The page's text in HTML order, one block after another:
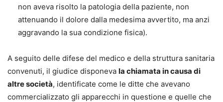
controversie in materia di responsabilità medica.
Questo volume consente di accedere in un’unica opera a
normativa, orientamenti giurisprudenziali e soluzioni
utilizzabile nello studio, nella consulenza e nel
contenzioso.
Acquista ora il volume e resta aggiornato sulle novità che
incidono concretamente sulla responsabilità sanitaria,
non aveva risolto la patologia della paziente, non
attenuando il dolore dalla medesima avvertito, ma anzi
aggravando la sua condizione fisica).
A seguito delle difese del medico e della struttura sanitaria
convenuti, il giudice disponeva la chiamata in causa di
altre società, identificate come le ditte che avevano
commercializzato gli apparecchi in questione e quelle che